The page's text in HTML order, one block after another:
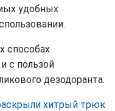
удобных
способах
с пользой
дезодоранта.
хитрый трюк